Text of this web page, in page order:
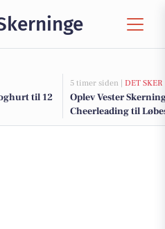
til 12
5 timer siden | DET SKER
Oplev Vester
Cheerleading til